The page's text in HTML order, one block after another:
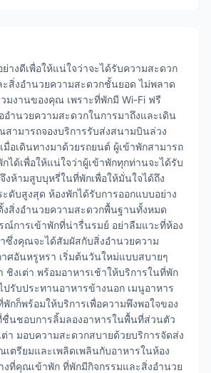
างดีเพื่อให้แน่ใจว่าจะได้รับความสะดวก
สิ่งอำนวยความสะดวกชั้นยอด ไม่พลาด
มงานของคุณ เพราะที่พักมี Wi-Fi ฟรี
อำนวยความสะดวกในการมาถึงและเดิน
ามารถจองบริการรับส่งสนามบินล่วง
อเดินทางมาด้วยรถยนต์ ผู้เข้าพักสามารถ
ได้เพื่อให้แน่ใจว่าผู้เข้าพักทุกท่านจะได้รับ
งห้ามสูบบุหรี่ในที่พักเพื่อให้มั่นใจได้ถึง
ดับสูงสุด ห้องพักได้รับการออกแบบอย่าง
สิ่งอำนวยความสะดวกพื้นฐานทั้งหมด
ณ์การเข้าพักที่น่ารื่นรมย์ อย่าลืมแวะที่ห้อง
ซึ่งคุณจะได้สัมผัสกับสิ่งอำนวยความ
ศอันหรูหรา เริ่มต้นวันใหม่แบบสบายๆ
งเต่า พร้อมอาหารเช้าให้บริการในที่พัก
ปรับประทานอาหารข้างนอก เมนูอาหาร
กก็พร้อมให้บริการเพื่อความพึงพอใจของ
นชอบการลิ้มลองอาหารในพื้นที่ส่วนตัว
า มอบความสะดวกสบายด้วยบริการจัดส่ง
ตรียมและเพลิดเพลินกับอาหารในห้อง
ที่คุณเข้าพัก ที่พักมีกิจกรรมและสิ่งอำนวย